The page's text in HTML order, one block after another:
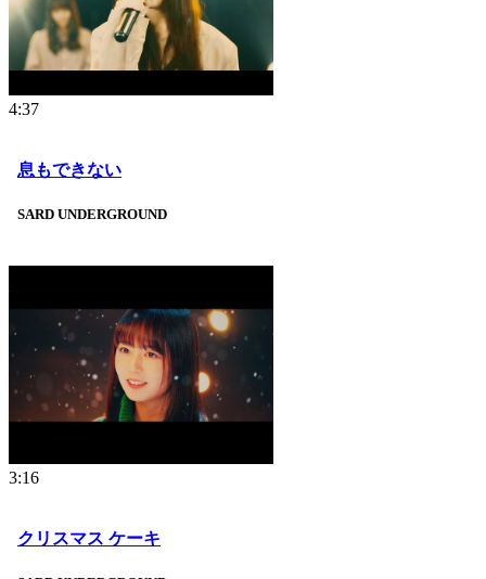
4:37
息もできない
SARD UNDERGROUND
3:16
クリスマス ケーキ